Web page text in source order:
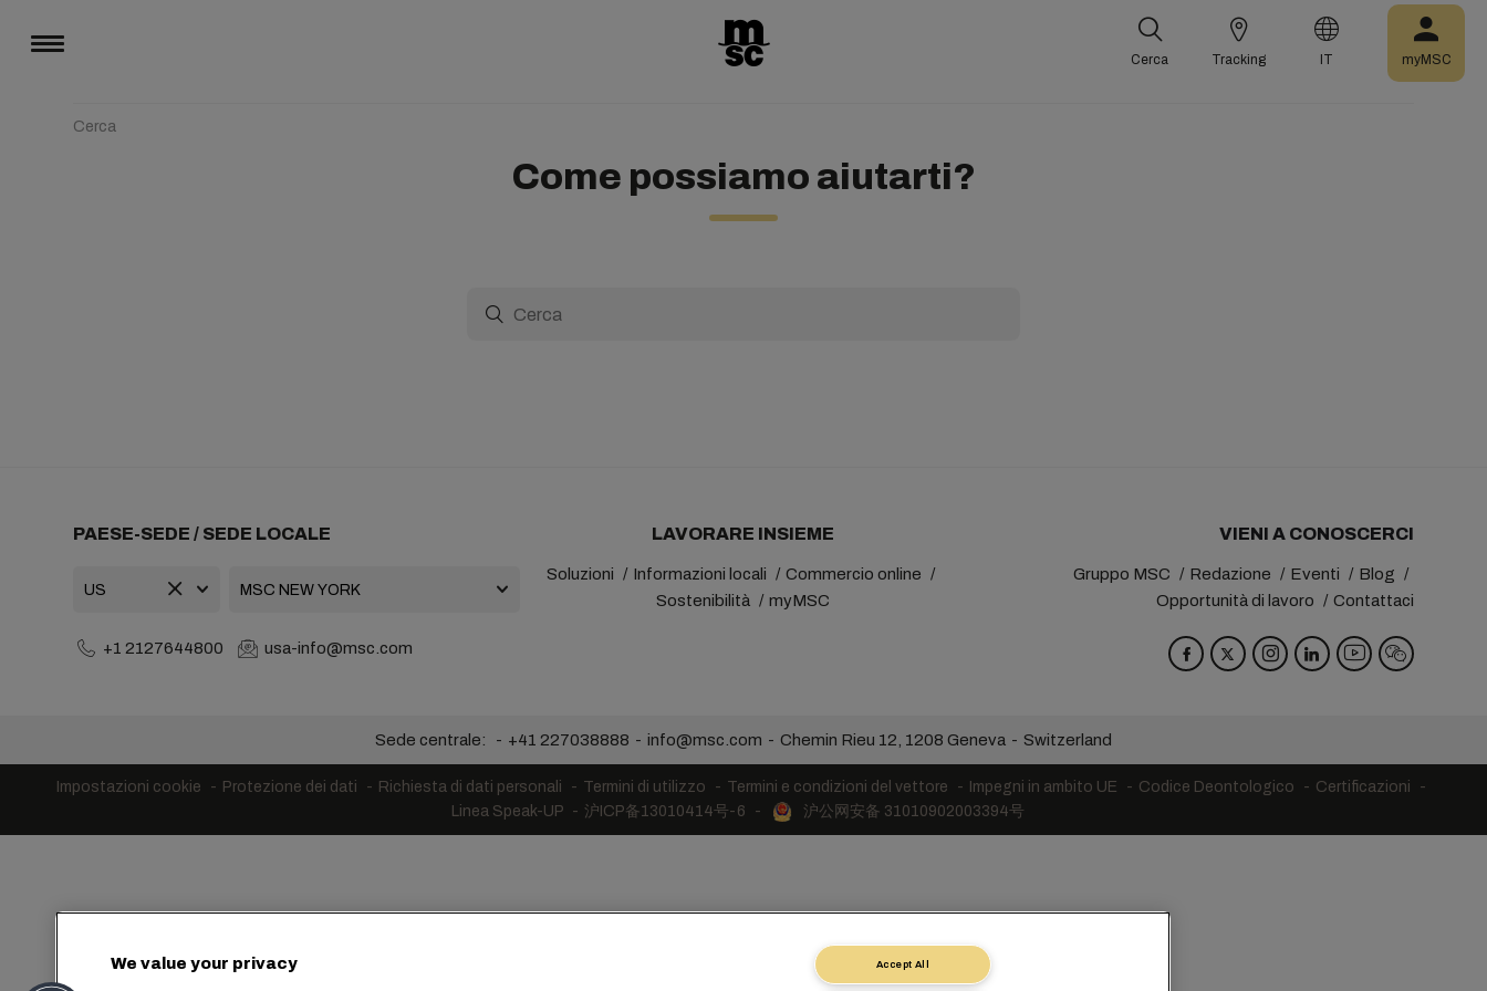
Cerca Tracking IT myMSC
Cerca
Come possiamo aiutarti?
PAESE-SEDE / SEDE LOCALE
+1 2127644800 usa-info@msc.com
LAVORARE INSIEME
Soluzioni Informazioni locali
Commercio online
Sostenibilità
myMSC
VIENI A CONOSCERCI
Gruppo MSC Redazione Eventi
Blog
Opportunità di lavoro
Contattaci
Sede centrale: +41 227038888 info@msc.com Chemin Rieu 12, 1208 Geneva Switzerland
Impostazioni cookie Protezione dei dati Richiesta di dati personali Termini di utilizzo Termini e condizioni del vettore Impegni in ambito UE Codice Deontologico
Certificazioni
Linea Speak-UP
沪ICP备13010414号-6 沪公网安备 31010902003394号
We value your privacy
Accept All